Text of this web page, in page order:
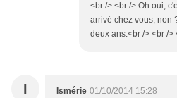
<br /> <br /> Oh oui,
arrivé chez vous, non
deux ans.<br /> <br />
I Ismérie 01/10/2014 15:28